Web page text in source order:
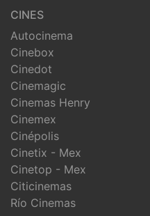
CINES
Autocinema
Cinebox
Cinedot
Cinemagic
Cinemas Henry
Cinemex
Cinépolis
Cinetix - Mex
Cinetop - Mex
Citicinemas
Río Cinemas